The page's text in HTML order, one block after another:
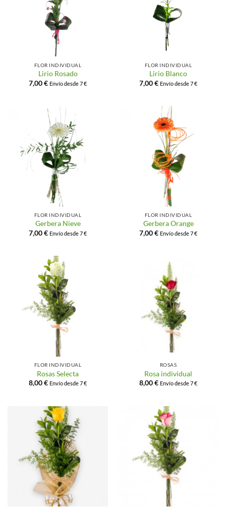
FLOR INDIVIDUAL
Lirio Rosado
7,00€ Envío desde 7 €
FLOR INDIVIDUAL
Lirio Blanco
7,00€ Envío desde 7 €
FLOR INDIVIDUAL
Gerbera Nieve
7,00€ Envío desde 7 €
FLOR INDIVIDUAL
Gerbera Orange
7,00€ Envío desde 7 €
FLOR INDIVIDUAL
Rosas Selecta
8,00€ Envío desde 7 €
ROSAS
Rosa individual
8,00€ Envío desde 7 €